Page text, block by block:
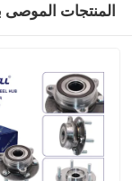
المنتجات الموصى